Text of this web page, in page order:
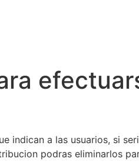
indican a las usuarios, si
podras eliminarlos